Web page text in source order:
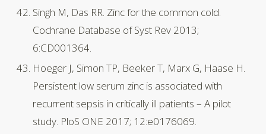
Singh M, Das RR. Zinc for the common cold.
Cochrane Database of Syst Rev 2013;
6:CD001364.
Hoeger J, Simon TP, Beeker T, Marx G, Haase H.
Persistent low serum zinc is associated with
recurrent sepsis in critically ill patients – A pilot
study. PloS ONE 2017; 12:e0176069.